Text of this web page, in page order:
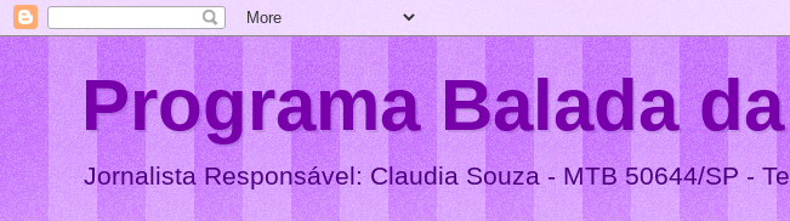
Programa Balada
Jornalista Responsável: Claudia Souza - MTB 50644/SP -